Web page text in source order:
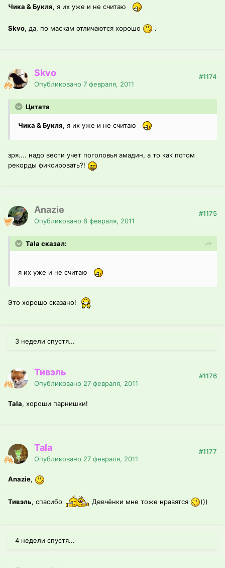
Чика & Букля, я их уже и не считаю
Skvo, да, по маскам отличаются хорошо .
Skvo
Опубликовано 7 февраля, 2011
#1174
Цитата
Чика & Букля, я их уже и не считаю
зря.... надо вести учет поголовья амадин, а то как потом
рекорды фиксировать?!
Anazie
Опубликовано 8 февраля, 2011
#1175
Tala сказал:
я их уже и не считаю
Это хорошо сказано!
3 недели спустя...
Тивэль
Опубликовано 27 февраля, 2011
#1176
Tala, хороши парнишки!
Tala
Опубликовано 27 февраля, 2011
#1177
Anazie,
Тивэль, спасибо Девчёнки мне тоже нравятся )))
4 недели спустя...